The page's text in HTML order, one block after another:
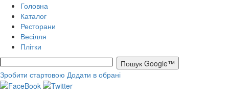
Головна
Каталог
Ресторани
Весілля
Плітки
Зробити стартовою Додати в обрані